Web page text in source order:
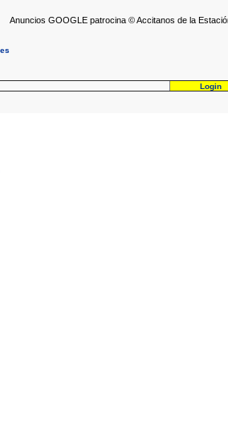
Anuncios GOOGLE patrocina © Accitanos de la
Login